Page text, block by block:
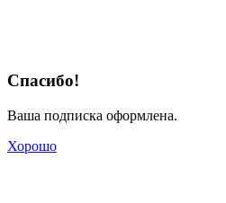
Спасибо!
Ваша подписка оформлена.
Хорошо